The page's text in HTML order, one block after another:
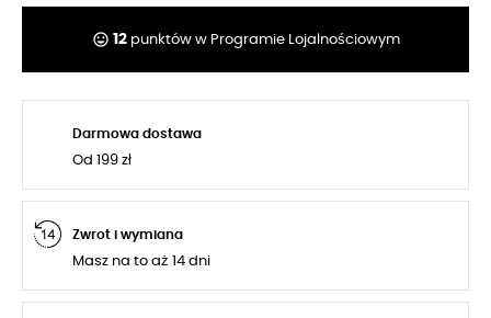
tag_faces 12punktów w Programie Lojalnościowym
Darmowa dostawa
Od 199 zł
Zwrot i wymiana
Masz na to aż 14 dni